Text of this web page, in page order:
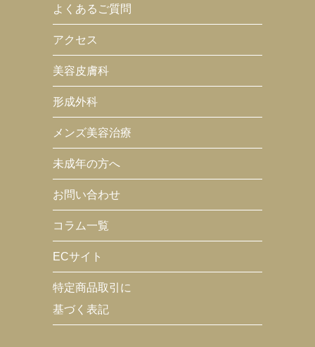
よくあるご質問
アクセス
美容皮膚科
形成外科
メンズ美容治療
未成年の方へ
お問い合わせ
コラム一覧
ECサイト
特定商品取引に
基づく表記